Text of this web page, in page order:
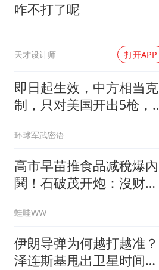
咋不打了呢
天才设计师 打开APP
即日起生效，中方相当克
制，只对美国开出5枪，
环球军武密语
高市早苗推食品减稅爆內
鬨！石破茂开炮：沒财源
民.孙大千｜辣晚报
20260804
蛙哇WW
伊朗导弹为何越打越准？
泽连斯基甩出卫星时间